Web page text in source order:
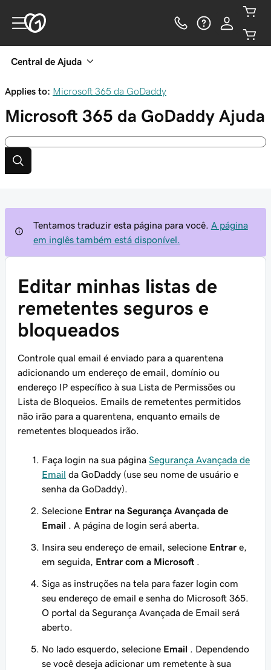
Central de Ajuda
Applies to: Microsoft 365 da GoDaddy
Microsoft 365 da GoDaddy Ajuda
Tentamos traduzir esta página para você.
A página
em inglês também está disponível.
Editar minhas listas de
remetentes seguros e
bloqueados
Controle qual email é enviado para a quarentena
adicionando um endereço de email, domínio ou
endereço IP específico à sua Lista de Permissões ou
Lista de Bloqueios. Emails de remetentes permitidos
não irão para a quarentena, enquanto emails de
remetentes bloqueados irão.
Faça login na sua página Segurança Avançada de
Email da GoDaddy (use seu nome de usuário e
senha da GoDaddy).
Selecione Entrar na Segurança Avançada de
Email . A página de login será aberta.
Insira seu endereço de email, selecione Entrar e,
em seguida, Entrar com a Microsoft
Siga as instruções na tela para fazer login com
seu endereço de email e senha do Microsoft 365.
O portal da Segurança Avançada de Email será
aberto.
No lado esquerdo, selecione Email . Dependendo
se você deseja adicionar um remetente à sua